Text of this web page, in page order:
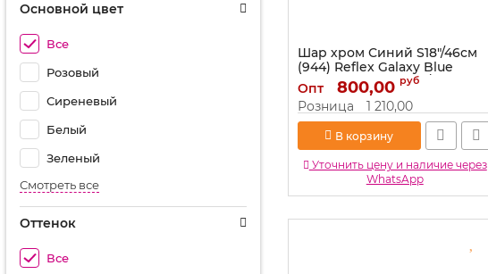
Основной цвет
Все
Розовый
Сиреневый
Белый
Зеленый
Смотреть все
Оттенок
Все
Шар хром Синий S18"/46см
(944) Reflex Galaxy Blue
галактический 6шт/уп
(Колумбия) 420790
Артикул: 420790
Опт 800,00 руб
Розница 1 210,00
В корзину
Уточнить цену и наличие через
WhatsApp